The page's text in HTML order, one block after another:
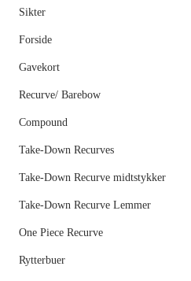
Sikter
Forside
Gavekort
Recurve/ Barebow
Compound
Take-Down Recurves
Take-Down Recurve midtstykker
Take-Down Recurve Lemmer
One Piece Recurve
Rytterbuer